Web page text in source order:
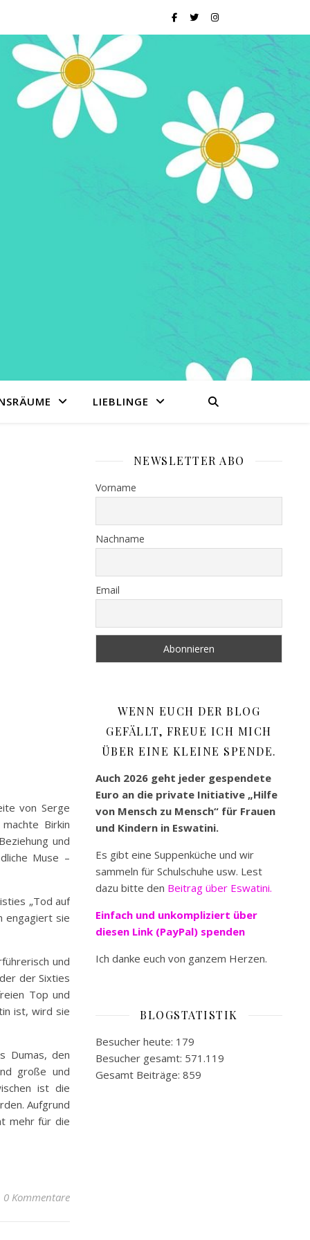
LIEBLINGE
von Serge
Birkin
und
Muse –
„Tod auf
engagiert sie
und
der Sixties
Top und
ist, wird sie
Dumas, den
große und
ist die
Aufgrund
mehr für die
0 Kommentare
NEWSLETTER ABO
Vorname
Nachname
Email
WENN EUCH DER BLOG
GEFÄLLT, FREUE ICH MICH
ÜBER EINE KLEINE SPENDE.
Auch 2026 geht jeder gespendete
Euro an die private Initiative „Hilfe
von Mensch zu Mensch“ für Frauen
und Kindern in Eswatini.
Es gibt eine Suppenküche und wir
sammeln für Schulschuhe usw. Lest
dazu bitte den Beitrag über Eswatini.
Einfach und unkompliziert über
diesen Link (PayPal) spenden
Ich danke euch von ganzem Herzen.
BLOGSTATISTIK
Besucher heute: 179
Besucher gesamt: 571.119
Gesamt Beiträge: 859